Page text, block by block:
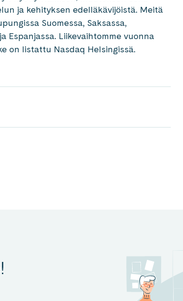
ja kehityksen edelläkävijöistä. Meitä
Suomessa, Saksassa,
Espanjassa. Liikevaihtomme vuonna
on listattu Nasdaq Helsingissä.